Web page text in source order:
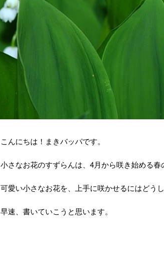
こんにちは！まきバッパです。
小さなお花のすずらんは、4月から咲き始める春
可愛い小さなお花を、上手に咲かせるにはどう
早速、書いていこうと思います。